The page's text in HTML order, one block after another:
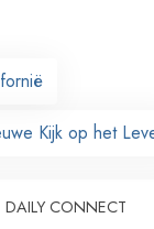
Kijk op het
DAILY CONNECT